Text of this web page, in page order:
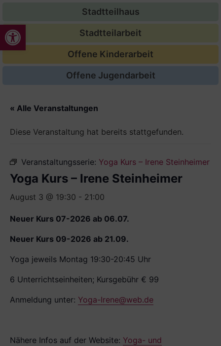
Werkzeugleiste öffnen
Stadtteilhaus
Stadtteilarbeit
Offene Kinderarbeit
Offene Jugendarbeit
« Alle Veranstaltungen
Diese Veranstaltung hat bereits stattgefunden.
Veranstaltungsserie: Yoga Kurs – Irene Steinheimer
Yoga Kurs – Irene Steinheimer
August 3 @ 19:30 - 21:00
Neuer Kurs 07-2026 ab 06.07.
Neuer Kurs 09-2026 ab 21.09.
Yoga jeweils Montag 19:30-20:45 Uhr
6 Unterrichtseinheiten; Kursgebühr € 99
Anmeldung unter: Yoga-Irene@web.de
Nähere Infos auf der Website: Yoga- und